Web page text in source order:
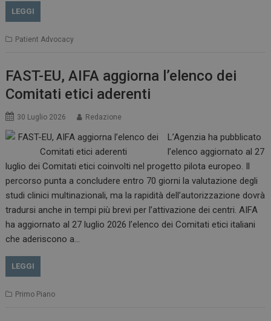
LEGGI
Patient Advocacy
FAST-EU, AIFA aggiorna l’elenco dei
Comitati etici aderenti
30 Luglio 2026 Redazione
L’Agenzia ha pubblicato
l’elenco aggiornato al 27
luglio dei Comitati etici coinvolti nel progetto pilota europeo. Il
percorso punta a concludere entro 70 giorni la valutazione degli
studi clinici multinazionali, ma la rapidità dell’autorizzazione dovrà
tradursi anche in tempi più brevi per l’attivazione dei centri. AIFA
ha aggiornato al 27 luglio 2026 l’elenco dei Comitati etici italiani
che aderiscono a…
LEGGI
Primo Piano
NOME FORNITORE / DOMINIO
__Secure-ROLLOUT_TOKEN
.youtube.com